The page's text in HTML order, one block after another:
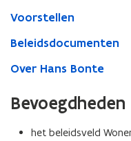
Voorstellen
Beleidsdocumenten
Over Hans Bonte
Bevoegdheden
het beleidsveld